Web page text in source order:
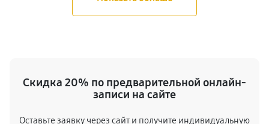
Скидка 20% по предварительной онлайн-
записи на сайте
Оставьте заявку через сайт и получите индивидуальную